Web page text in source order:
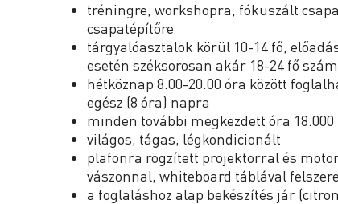
tréningre, workshopra, fókuszált
csapatépítőre
tárgyalóasztalok körül 10-14 fő,
esetén széksorosan akár 18-24 fő
hétköznap 8.00-20.00 óra között
egész (8 óra) napra
minden további megkezdett óra 18.000
világos, tágas, légkondicionált
plafonra rögzített projektorral és
vászonnal, whiteboard táblával
a foglaláshoz alap bekészítés jár